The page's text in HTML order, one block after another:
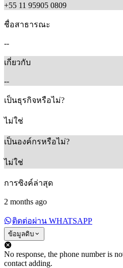
+55 11 95905 0809
ชื่อสาธารณะ
--
เกี่ยวกับ
--
เป็นธุรกิจหรือไม่?
ไม่ใช่
เป็นองค์กรหรือไม่?
ไม่ใช่
การซิงค์ล่าสุด
2 months ago
ติดต่อผ่าน WHATSAPP
ข้อมูลดิบ
No response, the phone number is
contact adding.